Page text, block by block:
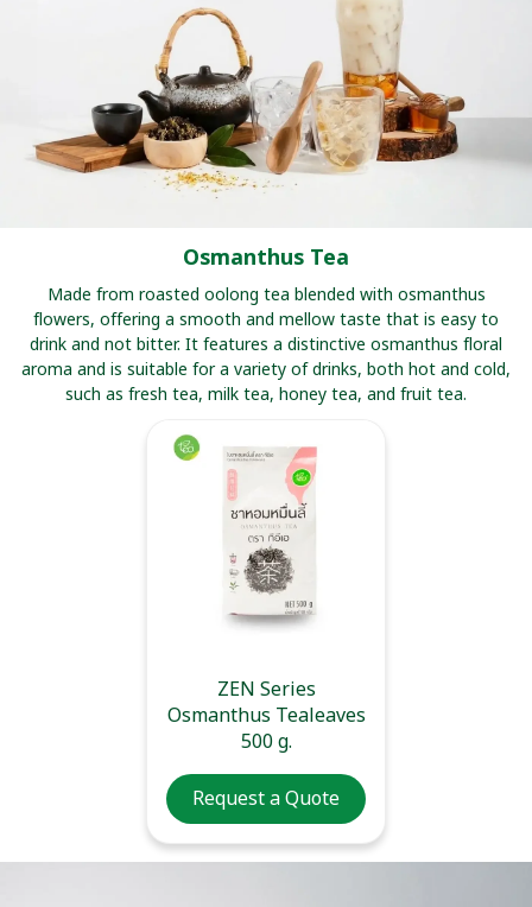
Osmanthus Tea
Made from roasted oolong tea blended with osmanthus
flowers, offering a smooth and mellow taste that is easy to
drink and not bitter. It features a distinctive osmanthus floral
aroma and is suitable for a variety of drinks, both hot and cold,
such as fresh tea, milk tea, honey tea, and fruit tea.
ZEN Series
Osmanthus Tealeaves
500 g.
Request a Quote